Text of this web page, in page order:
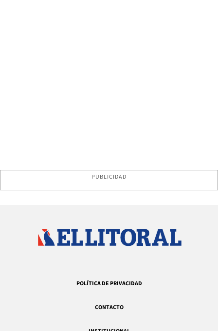
PUBLICIDAD
POLÍTICA DE PRIVACIDAD
CONTACTO